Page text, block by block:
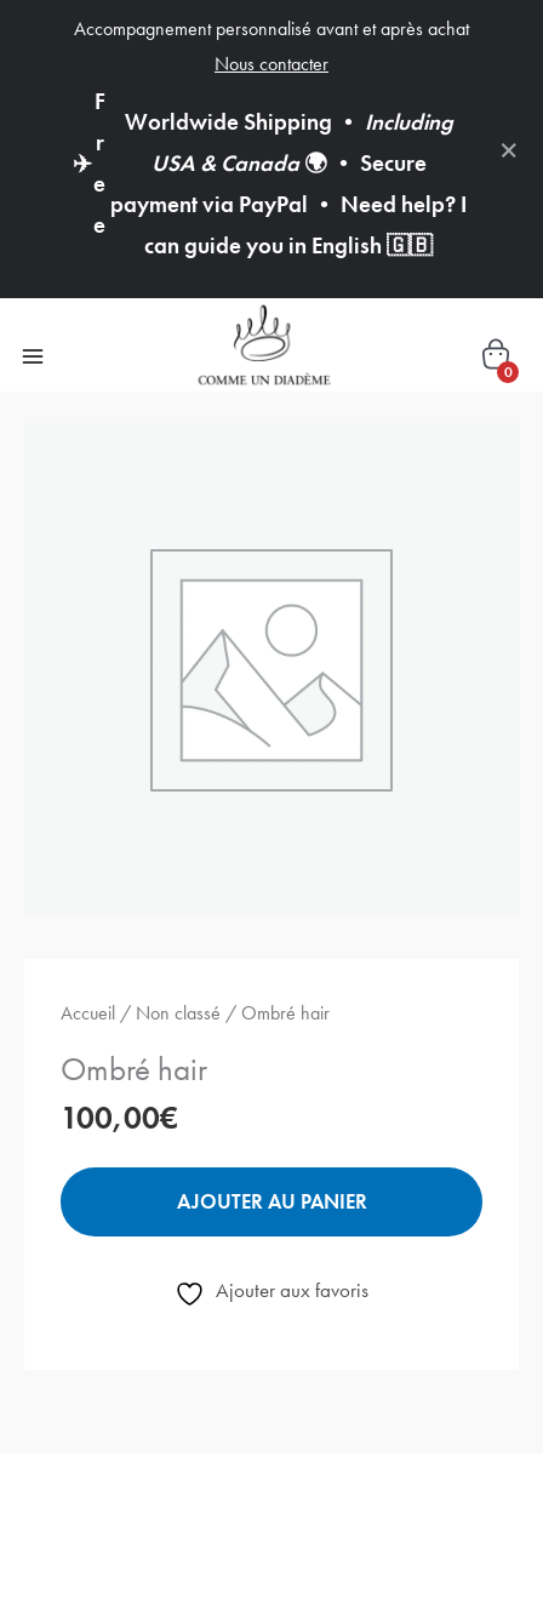
Accompagnement personnalisé avant et après achat
Nous contacter
✈️
F
r
e
e
Worldwide Shipping • Including
USA & Canada🌍 • Secure
payment via PayPal • Need help? I
can guide you in English🇬🇧
×
0
Accueil / Non classé / Ombré hair
Ombré hair
100,00€
AJOUTER AU PANIER
Ajouter aux favoris